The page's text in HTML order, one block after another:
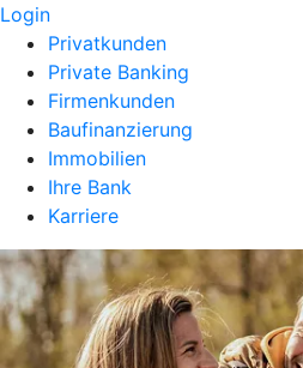
Login
Privatkunden
Private Banking
Firmenkunden
Baufinanzierung
Immobilien
Ihre Bank
Karriere